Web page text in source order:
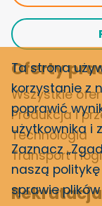
Oferty
Wszystkie
Produkcja i
Technologia
Transport i
Rekrutacja
Ta strona
korzystanie z
poprawić
użytkownika i
Zaznacz
naszą
sprawie